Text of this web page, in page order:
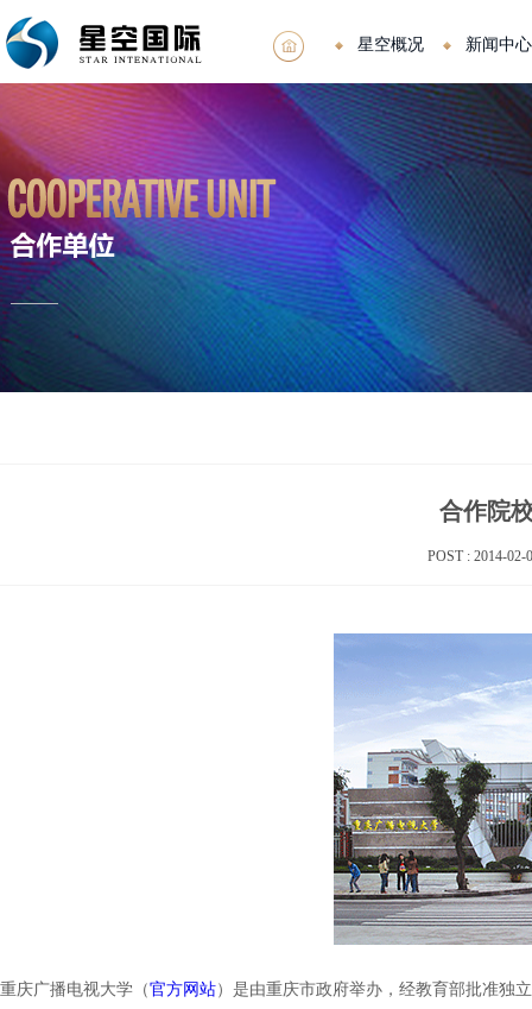
星空概况 新闻中心
合作院
POST : 2014-
重庆广播电视大学（官方网站）是由重庆市政府举办，经教育部批准独